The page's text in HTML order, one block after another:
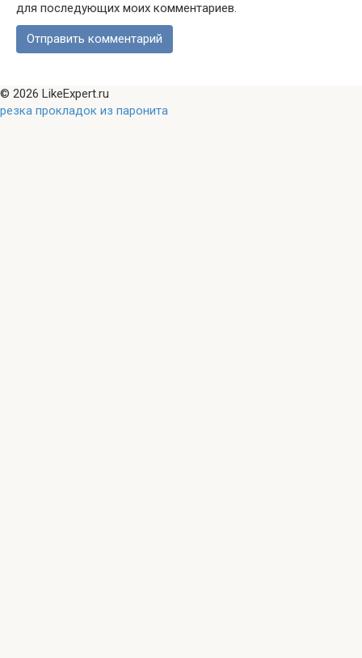
для последующих моих комментариев.
© 2026 LikeExpert.ru
резка прокладок из паронита